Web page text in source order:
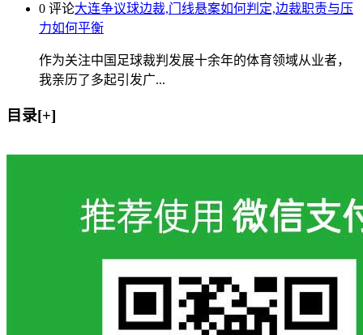
0 评论大连争议球边裁,门线悬案如何判定,边裁职责与压
力如何平衡
作为关注中国足球裁判发展十余年的体育领域从业者，
我亲历了多起引发广...
目录[+]